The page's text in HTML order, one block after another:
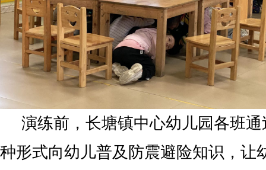
演练前，长塘镇中心幼儿园各班
种形式向幼儿普及防震避险知识，让